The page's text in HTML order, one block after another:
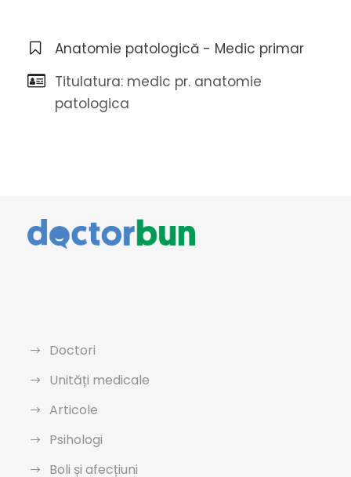
Anatomie patologică - Medic primar
Titulatura: medic pr. anatomie
patologica
Doctori
Unități medicale
Articole
Psihologi
Boli și afecțiuni